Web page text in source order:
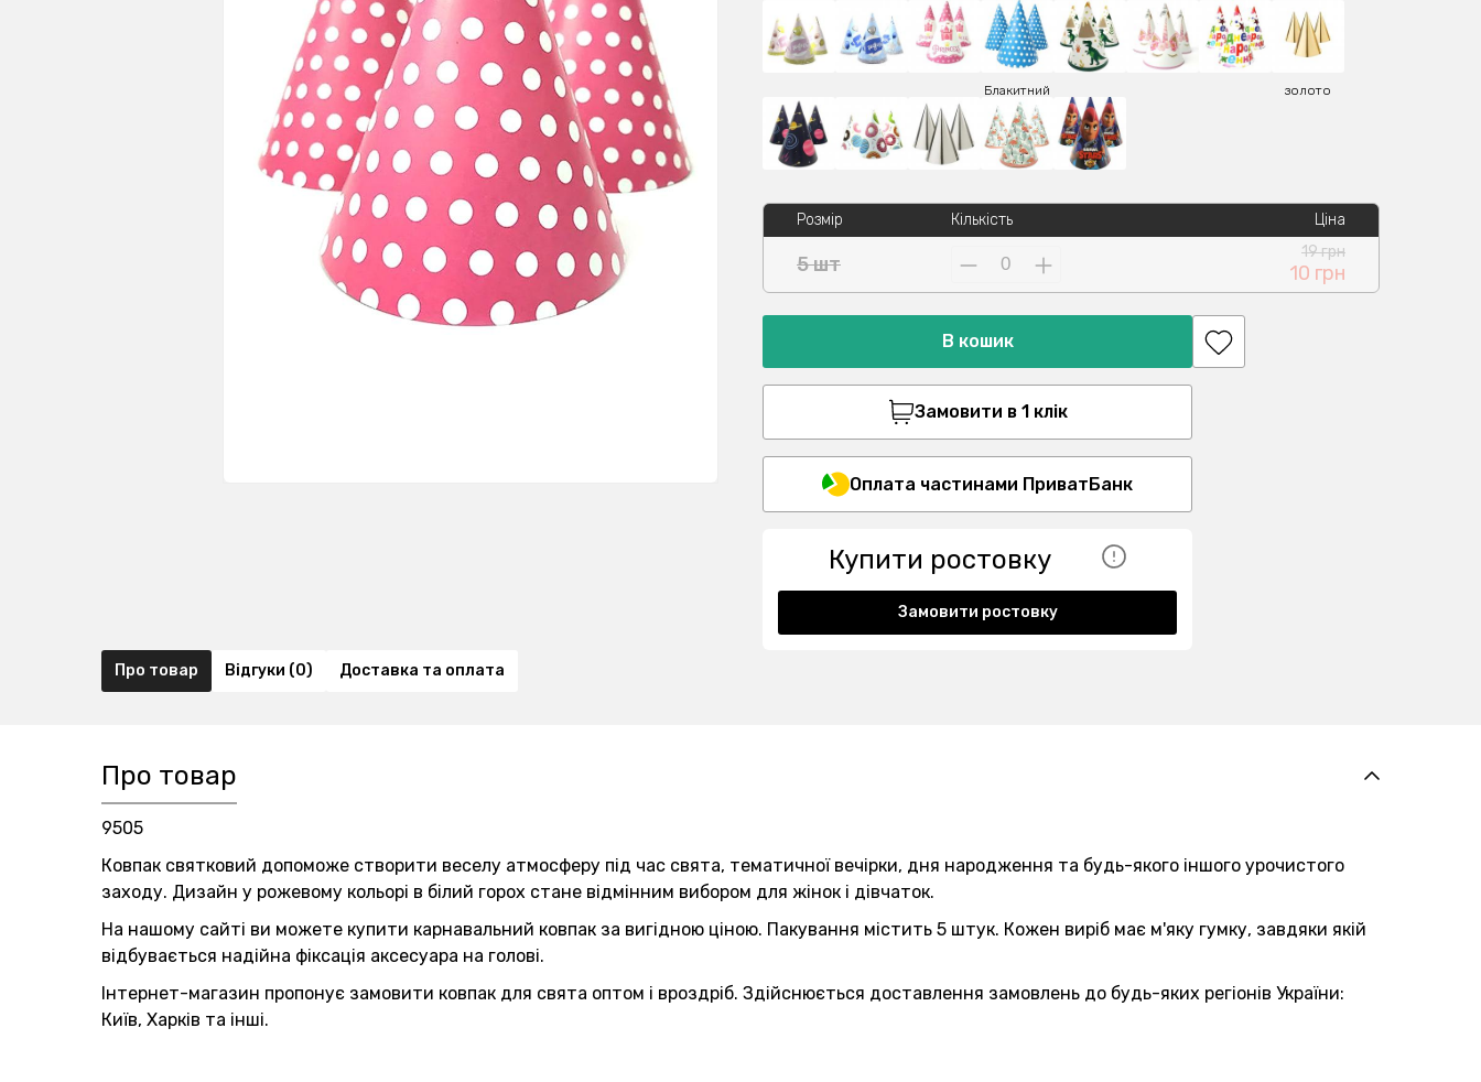
Блакитний золото
Розмір
5 шт
Кількість
Ціна
19 грн
10 грн
В кошик
Замовити в 1 клік
Оплата частинами ПриватБанк
Купити ростовку
Замовити ростовку
Про товар Відгуки (0) Доставка та оплата
Про товар
9505
Ковпак святковий допоможе створити веселу атмосферу під час свята, тематичної вечірки, дня народження та будь-якого іншого урочистого
заходу. Дизайн у рожевому кольорі в білий горох стане відмінним вибором для жінок і дівчаток.
На нашому сайті ви можете купити карнавальний ковпак за вигідною ціною. Пакування містить 5 штук. Кожен виріб має м'яку гумку, завдяки якій
відбувається надійна фіксація аксесуара на голові.
Інтернет-магазин пропонує замовити ковпак для свята оптом і вроздріб. Здійснюється доставлення замовлень до будь-яких регіонів України:
Київ, Харків та інші.